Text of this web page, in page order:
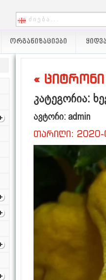
ᲝᲠᲒᲐᲜᲘᲖᲐᲪᲘᲔᲑᲘ
«
კატეგორია:
ავტორი: admin
თარიღი: